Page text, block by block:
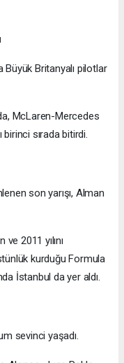
Büyük Britanyalı pilotlar
McLaren-Mercedes
birinci sırada bitirdi.
son yarışı, Alman
2011 yılını
kurduğu Formula
İstanbul da yer aldı.
sevinci yaşadı.